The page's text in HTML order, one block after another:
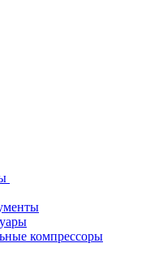
компрессоры